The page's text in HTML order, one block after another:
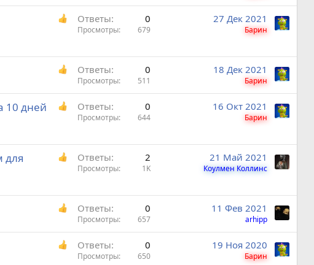
Ответы 0
Просмотры 679
27 Дек 2021
Барин
Ответы 0
Просмотры 511
18 Дек 2021
Барин
10 дней
Ответы 0
Просмотры 644
16 Окт 2021
Барин
для
Ответы 2
Просмотры 1K
21 Май 2021
Коулмен Коллинс
Ответы 0
Просмотры 657
11 Фев 2021
arhipp
Ответы 0
Просмотры 650
19 Ноя 2020
Барин